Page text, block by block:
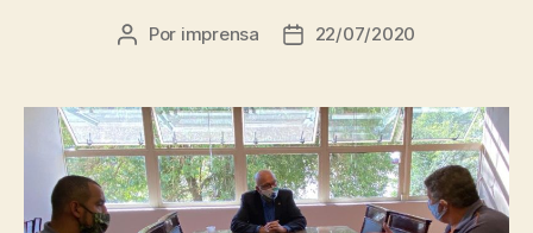
Autor
Por imprensa
Data22/07/2020